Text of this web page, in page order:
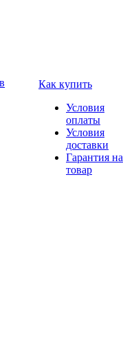
Как купить
Условия
оплаты
Условия
доставки
Гарантия на
товар